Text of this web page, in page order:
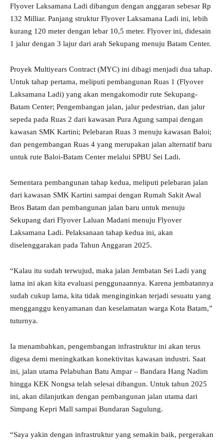
Flyover Laksamana Ladi dibangun dengan anggaran sebesar Rp
132 Milliar. Panjang struktur Flyover Laksamana Ladi ini, lebih
kurang 120 meter dengan lebar 10,5 meter. Flyover ini, didesain
1 jalur dengan 3 lajur dari arah Sekupang menuju Batam Center.
Proyek Multiyears Contract (MYC) ini dibagi menjadi dua tahap.
Untuk tahap pertama, meliputi pembangunan Ruas 1 (Flyover
Laksamana Ladi) yang akan mengakomodir rute Sekupang-
Batam Center; Pengembangan jalan, jalur pedestrian, dan jalur
sepeda pada Ruas 2 dari kawasan Pura Agung sampai dengan
kawasan SMK Kartini; Pelebaran Ruas 3 menuju kawasan Baloi;
dan pengembangan Ruas 4 yang merupakan jalan alternatif baru
untuk rute Baloi-Batam Center melalui SPBU Sei Ladi.
Sementara pembangunan tahap kedua, meliputi pelebaran jalan
dari kawasan SMK Kartini sampai dengan Rumah Sakit Awal
Bros Batam dan pembangunan jalan baru untuk menuju
Sekupang dari Flyover Laluan Madani menuju Flyover
Laksamana Ladi. Pelaksanaan tahap kedua ini, akan
diselenggarakan pada Tahun Anggaran 2025.
“Kalau itu sudah terwujud, maka jalan Jembatan Sei Ladi yang
lama ini akan kita evaluasi penggunaannya. Karena jembatannya
sudah cukup lama, kita tidak menginginkan terjadi sesuatu yang
mengganggu kenyamanan dan keselamatan warga Kota Batam,”
tuturnya.
Ia menambahkan, pengembangan infrastruktur ini akan terus
digesa demi meningkatkan konektivitas kawasan industri. Saat
ini, jalan utama Pelabuhan Batu Ampar – Bandara Hang Nadim
hingga KEK Nongsa telah selesai dibangun. Untuk tahun 2025
ini, akan dilanjutkan dengan pembangunan jalan utama dari
Simpang Kepri Mall sampai Bundaran Sagulung.
“Saya yakin dengan infrastruktur yang semakin baik, pergerakan